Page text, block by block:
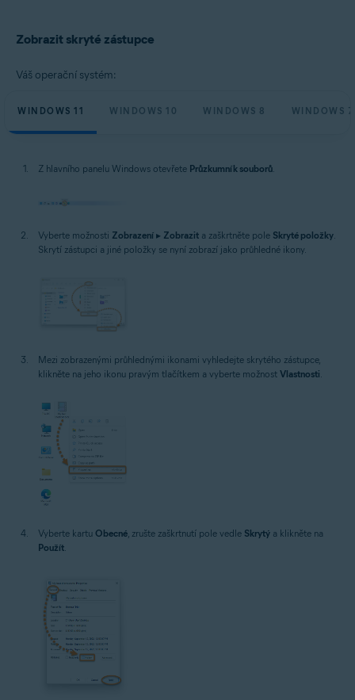
Zobrazit skryté zástupce
Váš operační systém:
WINDOWS 11 WINDOWS 10 WINDOWS 8 WINDOWS 7
Z hlavního panelu Windows otevřete Průzkumník souborů
Vyberte možnosti Zobrazení ▸ Zobrazit a zaškrtněte pole Skryté položky
Skrytí zástupci a jiné položky se nyní zobrazí jako průhledné ikony.
Mezi zobrazenými průhlednými ikonami vyhledejte skrytého zástupce,
klikněte na jeho ikonu pravým tlačítkem a vyberte možnost Vlastnosti.
Vyberte kartu Obecné, zrušte zaškrtnutí pole vedle Skrytý a klikněte na
Použít.